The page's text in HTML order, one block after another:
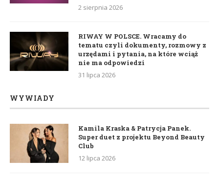
2 sierpnia 2026
RIWAY W POLSCE. Wracamy do
tematu czyli dokumenty, rozmowy z
urzędami i pytania, na które wciąż
nie ma odpowiedzi
31 lipca 2026
WYWIADY
Kamila Kraska & Patrycja Panek.
Super duet z projektu Beyond Beauty
Club
12 lipca 2026